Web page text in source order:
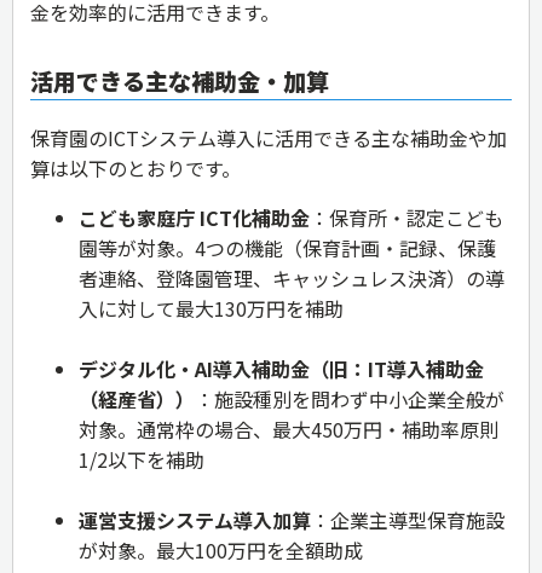
金を効率的に活用できます。
活用できる主な補助金・加算
保育園のICTシステム導入に活用できる主な補助金や加
算は以下のとおりです。
こども家庭庁 ICT化補助金：保育所・認定こども
園等が対象。4つの機能（保育計画・記録、保護
者連絡、登降園管理、キャッシュレス決済）の導
入に対して最大130万円を補助
デジタル化・AI導入補助金（旧：IT導入補助金
（経産省））
：施設種別を問わず中小企業全般が
対象。通常枠の場合、最大450万円・補助率原則
1/2以下を補助
運営支援システム導入加算：企業主導型保育施設
が対象。最大100万円を全額助成